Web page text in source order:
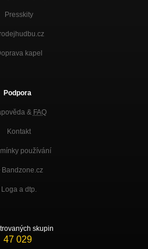
Presskity
kapel
Podpora
& FAQ
Kontakt
používání
Bandzone.cz
Loga a dtp.
skupin
47 029